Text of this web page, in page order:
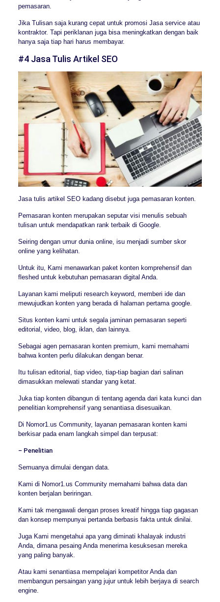
pemasaran.
Jika Tulisan saja kurang cepat untuk promosi Jasa service atau
kontraktor. Tapi periklanan juga bisa meningkatkan dengan baik
hanya saja tiap hari harus membayar.
#4 Jasa Tulis Artikel SEO
Jasa tulis artikel SEO kadang disebut juga pemasaran konten.
Pemasaran konten merupakan seputar visi menulis sebuah
tulisan untuk mendapatkan rank terbaik di Google.
Seiring dengan umur dunia online, isu menjadi sumber skor
online yang kelihatan.
Untuk itu, Kami menawarkan paket konten komprehensif dan
fleshed untuk kebutuhan pemasaran digital Anda.
Layanan kami meliputi research keyword, memberi ide dan
mewujudkan konten yang berada di halaman pertama google.
Situs konten kami untuk segala jaminan pemasaran seperti
editorial, video, blog, iklan, dan lainnya.
Sebagai agen pemasaran konten premium, kami memahami
bahwa konten perlu dilakukan dengan benar.
Itu tulisan editorial, tiap video, tiap-tiap bagian dari salinan
dimasukkan melewati standar yang ketat.
Juka tiap konten dibangun di tentang agenda dari kata kunci dan
penelitian komprehensif yang senantiasa disesuaikan.
Di Nomor1.us Community, layanan pemasaran konten kami
berkisar pada enam langkah simpel dan terpusat:
– Penelitian
Semuanya dimulai dengan data.
Kami di Nomor1.us Community memahami bahwa data dan
konten berjalan beriringan.
Kami tak mengawali dengan proses kreatif hingga tiap gagasan
dan konsep mempunyai pertanda berbasis fakta untuk dinilai.
Juga Kami mengetahui apa yang diminati khalayak industri
Anda, dimana pesaing Anda menerima kesuksesan mereka
yang paling banyak.
Atau kami senantiasa mempelajari kompetitor Anda dan
membangun persaingan yang jujur untuk lebih berjaya di search
engine.